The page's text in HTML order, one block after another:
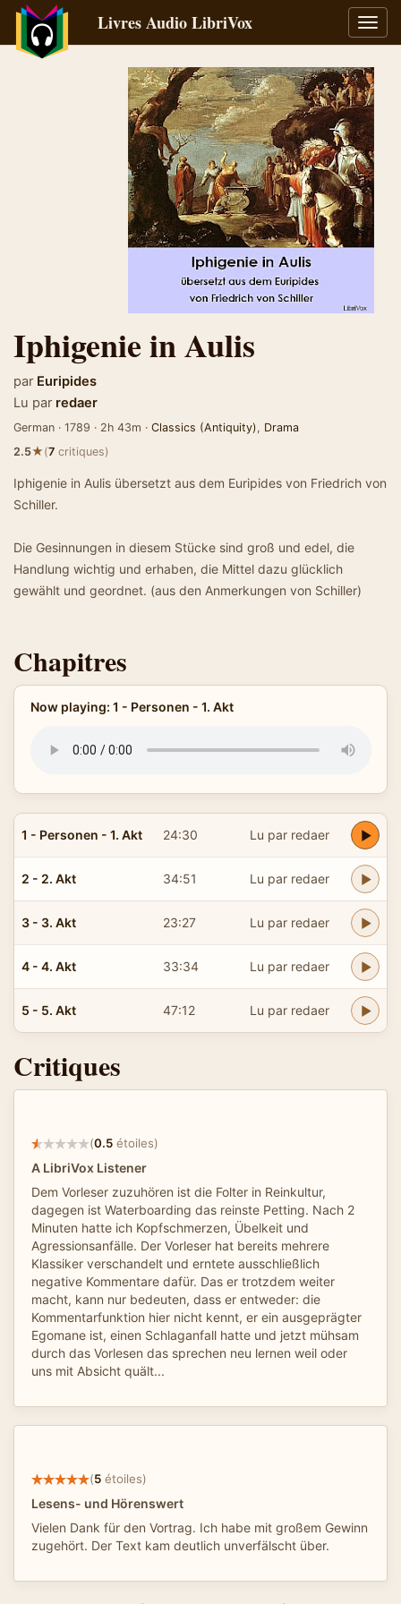
la
Livres Audio LibriVox
Iphigenie in Aulis
par Euripides
Lu par redaer
German · 1789 · 2h 43m · Classics (Antiquity), Drama
2.5★(7 critiques)
Iphigenie in Aulis übersetzt aus dem Euripides von Friedrich von
Schiller.
Die Gesinnungen in diesem Stücke sind groß und edel, die
Handlung wichtig und erhaben, die Mittel dazu glücklich
gewählt und geordnet. (aus den Anmerkungen von Schiller)
Chapitres
Now playing: 1 - Personen - 1. Akt
1 - Personen - 1. Akt 24:30 Lu par redaer
2 - 2. Akt 34:51 Lu par redaer
3 - 3. Akt 23:27 Lu par redaer
4 - 4. Akt 33:34 Lu par redaer
5 - 5. Akt 47:12 Lu par redaer
Critiques
(0.5 étoiles)
A LibriVox Listener
Dem Vorleser zuzuhören ist die Folter in Reinkultur,
dagegen ist Waterboarding das reinste Petting. Nach 2
Minuten hatte ich Kopfschmerzen, Übelkeit und
Agressionsanfälle. Der Vorleser hat bereits mehrere
Klassiker verschandelt und erntete ausschließlich
negative Kommentare dafür. Das er trotzdem weiter
macht, kann nur bedeuten, dass er entweder: die
Kommentarfunktion hier nicht kennt, er ein ausgeprägter
Egomane ist, einen Schlaganfall hatte und jetzt mühsam
durch das Vorlesen das sprechen neu lernen weil oder
uns mit Absicht quält...
(5 étoiles)
Lesens- und Hörenswert
Vielen Dank für den Vortrag. Ich habe mit großem Gewinn
zugehört. Der Text kam deutlich unverfälscht über.